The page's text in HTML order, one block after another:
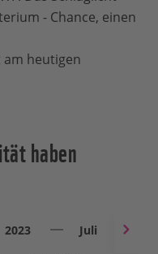
- Chance, einen
heutigen
haben
2023 Juli